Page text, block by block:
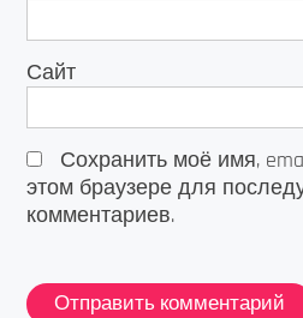
Сайт
Сохранить моё имя,
этом браузере для
комментариев.